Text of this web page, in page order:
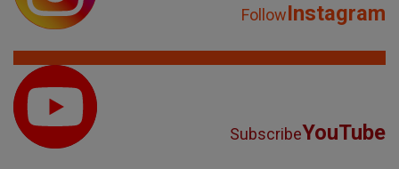
FollowInstagram
SubscribeYouTube